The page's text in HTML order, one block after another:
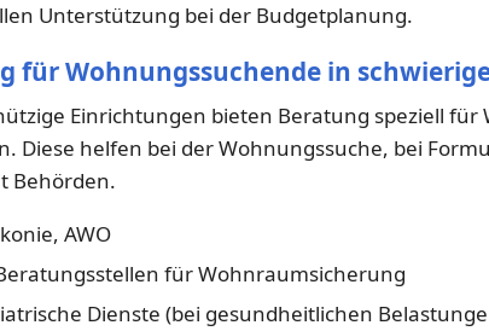
Unterstützung bei der Budgetplanung.
für Wohnungssuchende in
Einrichtungen bieten Beratung speziell für
Diese helfen bei der Wohnungssuche, bei
Behörden.
AWO
für Wohnraumsicherung
Dienste (bei gesundheitlichen